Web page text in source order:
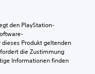
den PlayStation-
Produkt geltenden
die Zustimmung
Informationen finden